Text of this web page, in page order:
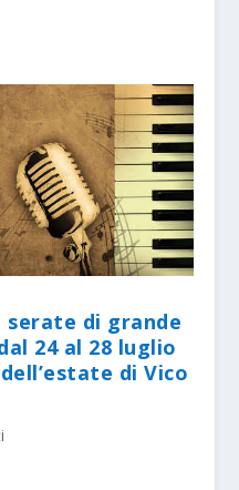
serate di grande
24 al 28 luglio
di Vico